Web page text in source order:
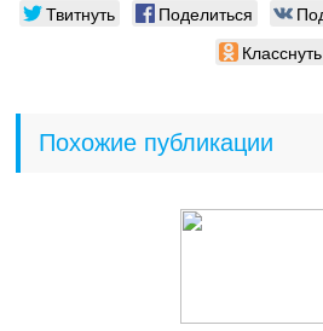
Твитнуть Поделиться
Класснуть
Похожие публикации